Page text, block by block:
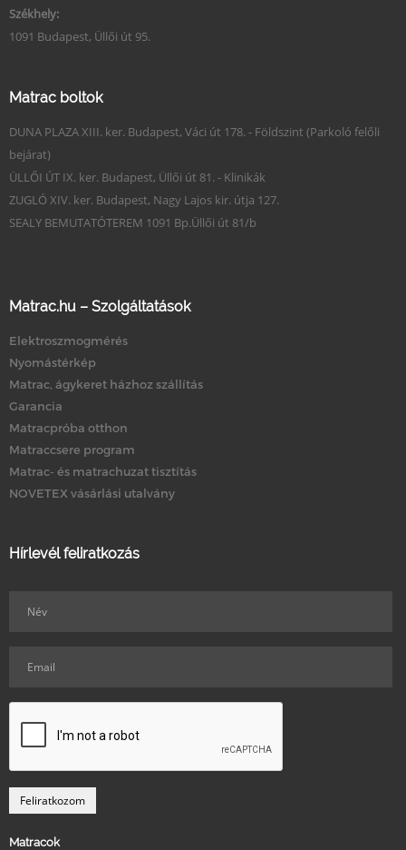
Székhely:
1091 Budapest, Üllői út 95.
Matrac boltok
DUNA PLAZA XIII. ker. Budapest, Váci út 178. - Földszint (Parkoló felőli
bejárat)
ÜLLŐI ÚT IX. ker. Budapest, Üllői út 81. - Klinikák
ZUGLÓ XIV. ker. Budapest, Nagy Lajos kir. útja 127.
SEALY BEMUTATÓTEREM 1091 Bp.Üllői út 81/b
Matrac.hu – Szolgáltatások
Elektroszmogmérés
Nyomástérkép
Matrac, ágykeret házhoz szállítás
Garancia
Matracpróba otthon
Matraccsere program
Matrac- és matrachuzat tisztítás
NOVETEX vásárlási utalvány
Hírlevél feliratkozás
Matracok